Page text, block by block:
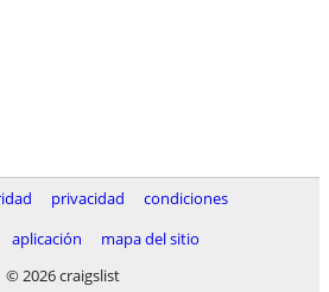
privacidad
condiciones
aplicación
mapa del sitio
© 2026 craigslist